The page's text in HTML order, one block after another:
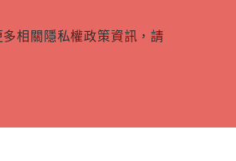
相關隱私權政策資訊，請